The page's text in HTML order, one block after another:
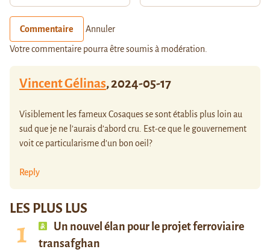
LES PLUS LUS
Un nouvel élan pour le projet ferroviaire
transafghan
Commentaire Annuler
Votre commentaire pourra être soumis à modération.
Vincent Gélinas,2024-05-17
Visiblement les fameux Cosaques se sont établis plus loin au
sud que je ne l’aurais d’abord cru. Est-ce que le gouvernement
voit ce particularisme d’un bon oeil?
Reply